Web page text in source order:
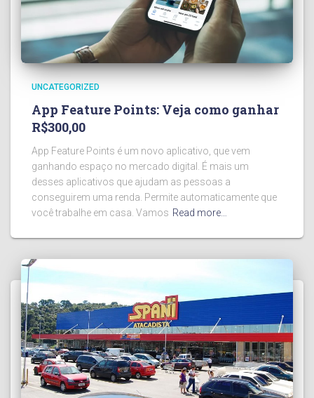
UNCATEGORIZED
App Feature Points: Veja como ganhar
R$300,00
App Feature Points é um novo aplicativo, que vem
ganhando espaço no mercado digital. É mais um
desses aplicativos que ajudam as pessoas a
conseguirem uma renda. Permite automaticamente que
você trabalhe em casa. Vamos Read more…